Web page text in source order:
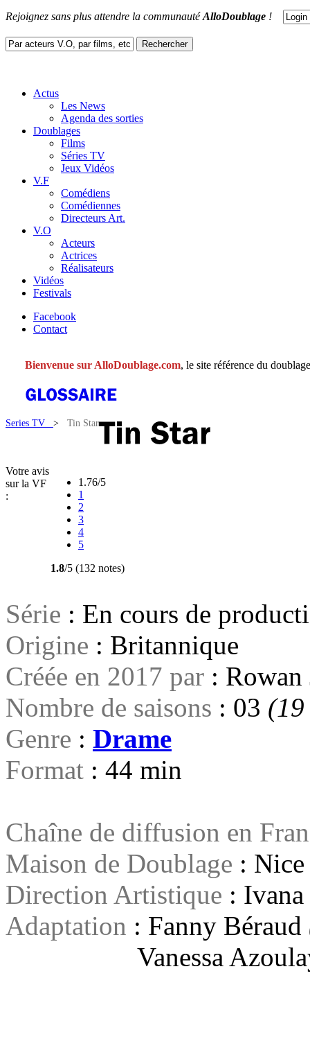
Rejoignez sans plus attendre la communautéAlloDoublage !
Actus
Les News
Agenda des sorties
Doublages
Films
Séries TV
Jeux Vidéos
V.F
Comédiens
Comédiennes
Directeurs Art.
V.O
Acteurs
Actrices
Réalisateurs
Vidéos
Festivals
Facebook
Contact
Bienvenue sur AlloDoublage.com, le site référence du
Series TV > Tin Star
Votre avis
sur la VF
:
1.76/5
1
2
3
4
5
1.8/5 (132 notes)
Série : En cours de
Origine : Britannique
Créée en 2017 par : Rowan
Nombre de saisons : 03 (19
Genre : Drame
Format : 44 min
Chaîne de diffusion en
Maison de Doublage :
Direction Artistique :
Adaptation : Fanny Béraud
Vanessa